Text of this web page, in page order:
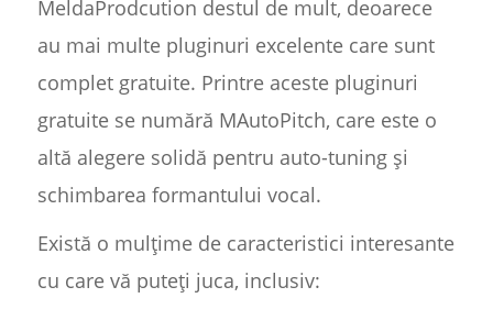
MeldaProdcution destul de mult, deoarece
au mai multe pluginuri excelente care sunt
complet gratuite. Printre aceste pluginuri
gratuite se numără MAutoPitch, care este o
altă alegere solidă pentru auto-tuning și
schimbarea formantului vocal.
Există o mulțime de caracteristici interesante
cu care vă puteți juca, inclusiv: